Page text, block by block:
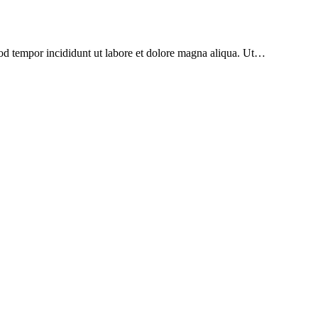
tempor incididunt ut labore et dolore magna aliqua. Ut…